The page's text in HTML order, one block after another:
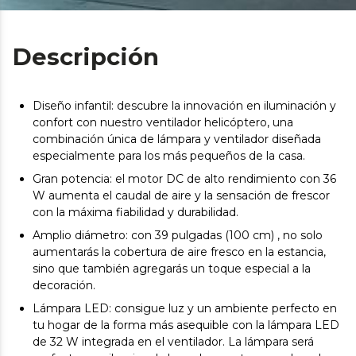
Descripción
Diseño infantil: descubre la innovación en iluminación y
confort con nuestro ventilador helicóptero, una
combinación única de lámpara y ventilador diseñada
especialmente para los más pequeños de la casa.
Gran potencia: el motor DC de alto rendimiento con 36
W aumenta el caudal de aire y la sensación de frescor
con la máxima fiabilidad y durabilidad.
Amplio diámetro: con 39 pulgadas (100 cm) , no solo
aumentarás la cobertura de aire fresco en la estancia,
sino que también agregarás un toque especial a la
decoración.
Lámpara LED: consigue luz y un ambiente perfecto en
tu hogar de la forma más asequible con la lámpara LED
de 32 W integrada en el ventilador. La lámpara será